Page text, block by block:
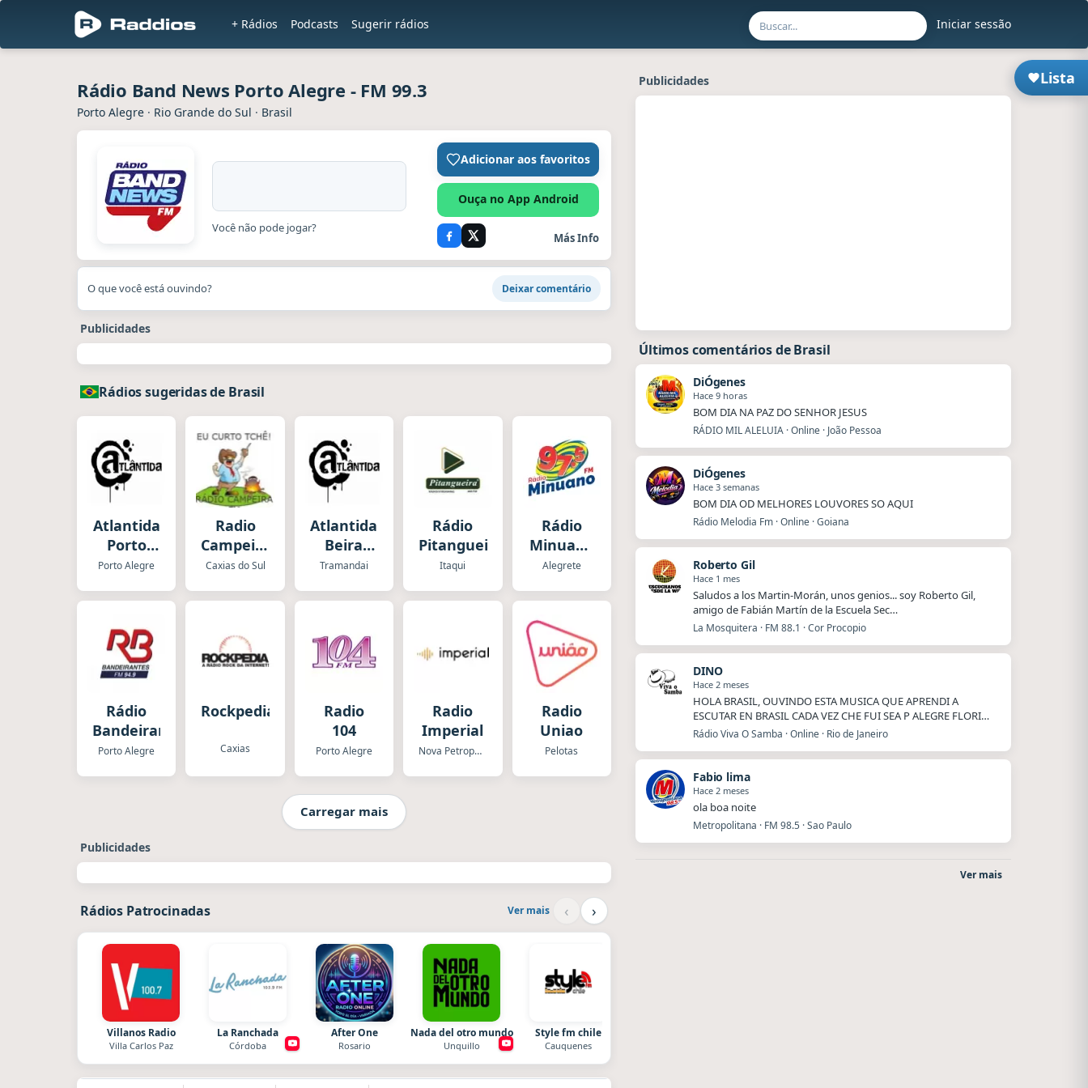
Iniciar sessão
+ Rádios Podcasts Sugerir rádios
Lista
Rádio Band News Porto Alegre - FM 99.3
Porto Alegre · Rio Grande do Sul · Brasil
Você não pode jogar?
Adicionar aos favoritos
Ouça no App Android
Más Info
O que você está ouvindo? Deixar comentário
Publicidades
Rádios sugeridas de Brasil
Atlantida
Porto
Alegre
Porto Alegre
Radio
Campeira
FM
Caxias do Sul
Atlantida
Beira
Mar
Tramandai
Rádio
Pitangueira
Itaqui
Rádio
Minuano
FM
Alegrete
Rádio
Bandeirantes
Porto Alegre
Rockpedia
Caxias
Radio
104
Porto Alegre
Radio
Imperial
Nova Petropolis
Radio
Uniao
Pelotas
Carregar mais
Publicidades
Rádios Patrocinadas Ver mais ‹ ›
Villanos Radio
Villa Carlos Paz
La Ranchada
Córdoba
After One
Rosario
Nada del otro mundo
Unquillo
Style fm chile
Cauquenes
Publicidades
Últimos comentários de Brasil
DiÓgenes
Hace 9 horas
BOM DIA NA PAZ DO SENHOR JESUS
RÁDIO MIL ALELUIA · Online · João Pessoa
DiÓgenes
Hace 3 semanas
BOM DIA OD MELHORES LOUVORES SO AQUI
Rádio Melodia Fm · Online · Goiana
Roberto Gil
Hace 1 mes
Saludos a los Martin-Morán, unos genios... soy Roberto Gil,
amigo de Fabián Martín de la Escuela Sec…
La Mosquitera · FM 88.1 · Cor Procopio
DINO
Hace 2 meses
HOLA BRASIL, OUVINDO ESTA MUSICA QUE APRENDI A
ESCUTAR EN BRASIL CADA VEZ CHE FUI SEA P ALEGRE FLORI…
Rádio Viva O Samba · Online · Rio de Janeiro
Fabio lima
Hace 2 meses
ola boa noite
Metropolitana · FM 98.5 · Sao Paulo
Ver mais